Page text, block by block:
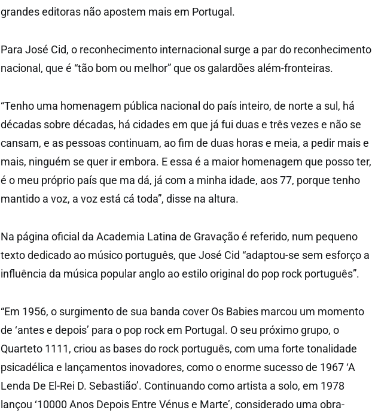
grandes editoras não apostem mais em Portugal.
Para José Cid, o reconhecimento internacional surge a par do reconhecimento
nacional, que é “tão bom ou melhor” que os galardões além-fronteiras.
“Tenho uma homenagem pública nacional do país inteiro, de norte a sul, há
décadas sobre décadas, há cidades em que já fui duas e três vezes e não se
cansam, e as pessoas continuam, ao fim de duas horas e meia, a pedir mais e
mais, ninguém se quer ir embora. E essa é a maior homenagem que posso ter,
é o meu próprio país que ma dá, já com a minha idade, aos 77, porque tenho
mantido a voz, a voz está cá toda”, disse na altura.
Na página oficial da Academia Latina de Gravação é referido, num pequeno
texto dedicado ao músico português, que José Cid “adaptou-se sem esforço a
influência da música popular anglo ao estilo original do pop rock português”.
“Em 1956, o surgimento de sua banda cover Os Babies marcou um momento
de ‘antes e depois’ para o pop rock em Portugal. O seu próximo grupo, o
Quarteto 1111, criou as bases do rock português, com uma forte tonalidade
psicadélica e lançamentos inovadores, como o enorme sucesso de 1967 ‘A
Lenda De El-Rei D. Sebastião’. Continuando como artista a solo, em 1978
lançou ‘10000 Anos Depois Entre Vénus e Marte’, considerado uma obra-